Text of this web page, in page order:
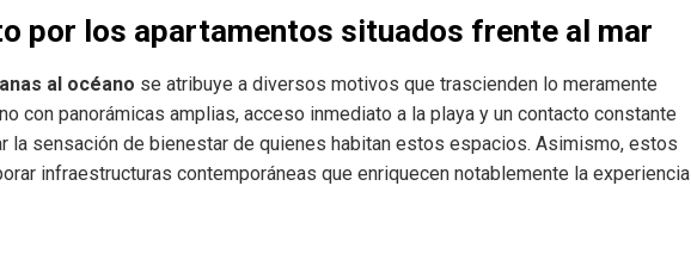
por los apartamentos situados frente al mar
al océano se atribuye a diversos motivos que trascienden lo meramente
con panorámicas amplias, acceso inmediato a la playa y un contacto constante
la sensación de bienestar de quienes habitan estos espacios. Asimismo, estos
infraestructuras contemporáneas que enriquecen notablemente la experiencia